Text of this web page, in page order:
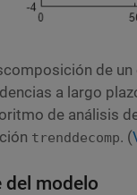
de
a largo
de análisis
trenddecomp. (
del modelo